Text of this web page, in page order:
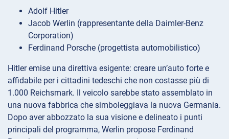
Adolf Hitler
Jacob Werlin (rappresentante della Daimler-Benz
Corporation)
Ferdinand Porsche (progettista automobilistico)
Hitler emise una direttiva esigente: creare un’auto forte e
affidabile per i cittadini tedeschi che non costasse più di
1.000 Reichsmark. Il veicolo sarebbe stato assemblato in
una nuova fabbrica che simboleggiava la nuova Germania.
Dopo aver abbozzato la sua visione e delineato i punti
principali del programma, Werlin propose Ferdinand